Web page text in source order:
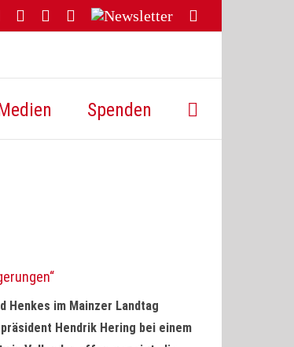
FacebookYouTubeInstagram
Threads
Newsletter
Mail
Spenden
Henkes im Mainzer Landtag
Hendrik Hering bei einem